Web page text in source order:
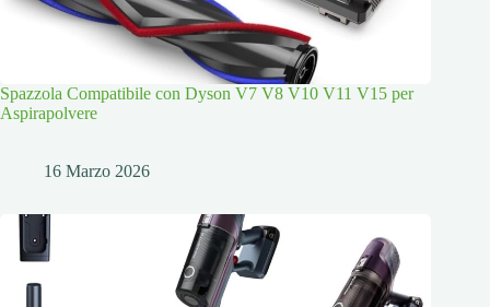
Spazzola Compatibile con Dyson V7 V8 V10 V11 V15 per
Aspirapolvere
16 Marzo 2026